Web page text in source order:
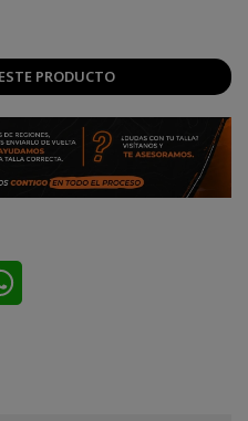
PRODUCTO